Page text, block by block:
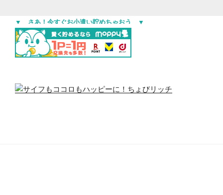
▼ さあ！今すぐお小遣い貯めちゃおう ▼